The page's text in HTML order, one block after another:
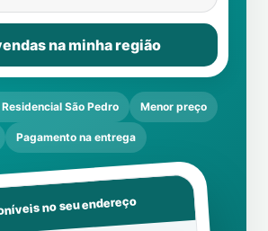
na minha região
São Pedro Menor preço
Pagamento na entrega
no seu endereço